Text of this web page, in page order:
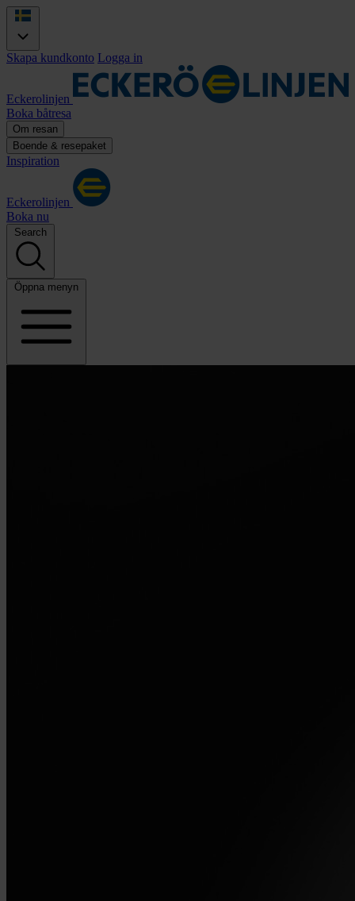
Skapa kundkonto Logga in
Eckerolinjen
Boka båtresa
Om resan
Boende & resepaket
Inspiration
Eckerolinjen
Boka nu
Search
Öppna menyn